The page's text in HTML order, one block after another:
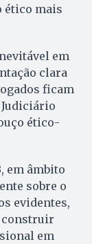
ético mais
em
clara
ficam
ético-
em âmbito
sobre o
evidentes,
construir
em